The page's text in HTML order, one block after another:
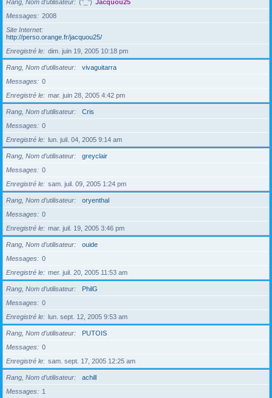
Rang, Nom d’utilisateur (°_°) Jacquou25
Messages
2008
Site Internet
http://perso.orange.fr/jacquou25/
Enregistré le
dim. juin 19, 2005 10:18 pm
Rang, Nom d’utilisateur
vivaguitarra
Messages
0
Enregistré le
mar. juin 28, 2005 4:42 pm
Rang, Nom d’utilisateur
Cris
Messages
0
Enregistré le
lun. juil. 04, 2005 9:14 am
Rang, Nom d’utilisateur
greyclair
Messages
0
Enregistré le
sam. juil. 09, 2005 1:24 pm
Rang, Nom d’utilisateur
oryenthal
Messages
0
Enregistré le
mar. juil. 19, 2005 3:46 pm
Rang, Nom d’utilisateur
ouide
Messages
0
Enregistré le
mer. juil. 20, 2005 11:53 am
Rang, Nom d’utilisateur
PhilG
Messages
0
Enregistré le
lun. sept. 12, 2005 9:53 am
Rang, Nom d’utilisateur
PUTOIS
Messages
0
Enregistré le
sam. sept. 17, 2005 12:25 am
Rang, Nom d’utilisateur
achill
Messages
1